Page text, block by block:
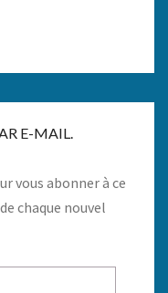
E-MAIL.
vous abonner à ce
chaque nouvel